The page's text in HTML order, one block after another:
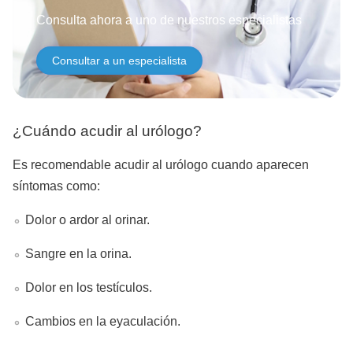
Consulta ahora a uno de nuestros especialistas
Consultar a un especialista
¿Cuándo acudir al urólogo?
Es recomendable acudir al urólogo cuando aparecen
síntomas como:
Dolor o ardor al orinar.
Sangre en la orina.
Dolor en los testículos.
Cambios en la eyaculación.